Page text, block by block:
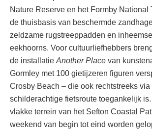
Nature Reserve en het Formby National
de thuisbasis van beschermde
zeldzame rugstreeppadden en
eekhoorns. Voor cultuurliefhebbers
de installatie Another Place van
Gormley met 100 gietijzeren figuren
Crosby Beach – die ook rechtstreeks via
schilderachtige fietsroute toegankelijk is.
vlakke terrein van het Sefton Coastal
weekend van begin tot eind worden